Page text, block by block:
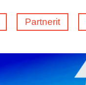
Partnerit